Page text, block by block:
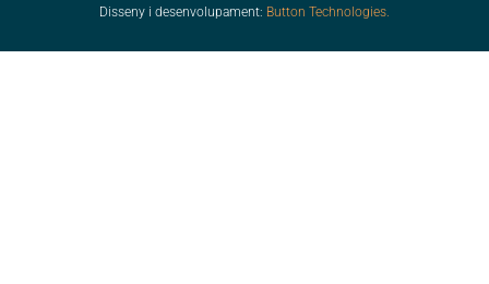
Disseny i desenvolupament: Button Technologies.